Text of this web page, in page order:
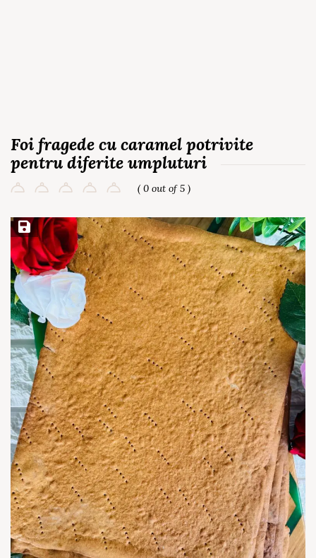
Foi fragede cu caramel potrivite
pentru diferite umpluturi
( 0 out of 5 )
Save Recipe